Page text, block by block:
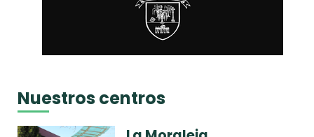
Nuestros centros